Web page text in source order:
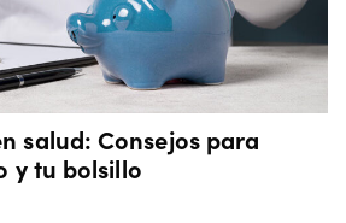
salud: Consejos para
y tu bolsillo